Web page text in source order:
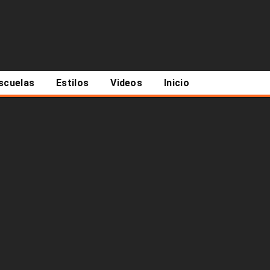
Estilos Videos Inicio